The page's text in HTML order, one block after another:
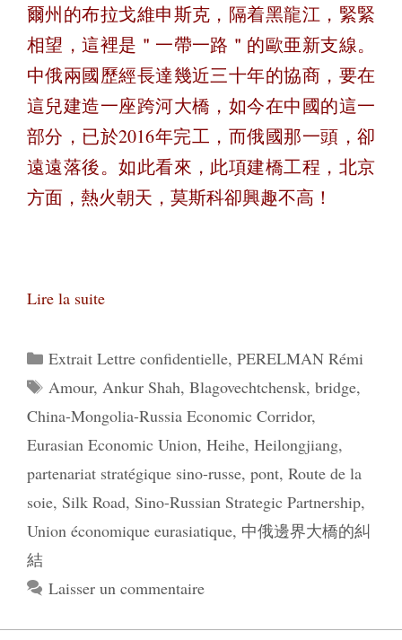
爾州的布拉戈維申斯克，隔着黑龍江，緊緊
相望，這裡是＂一帶一路＂的歐亜新支線。
中俄兩國歷經長達幾近三十年的協商，要在
這兒建造一座跨河大橋，如今在中國的這一
部分，已於2016年完工，而俄國那一頭，卻
遠遠落後。如此看來，此項建橋工程，北京
方面，熱火朝天，莫斯科卻興趣不高！
Lire la suite
Catégories
Extrait Lettre confidentielle, PERELMAN Rémi
Étiquettes
Amour, Ankur Shah, Blagovechtchensk, bridge,
China-Mongolia-Russia Economic Corridor,
Eurasian Economic Union, Heihe, Heilongjiang,
partenariat stratégique sino-russe, pont, Route de la
soie, Silk Road, Sino-Russian Strategic Partnership,
Union économique eurasiatique, 中俄邊界大橋的糾
結
Laisser un commentaire